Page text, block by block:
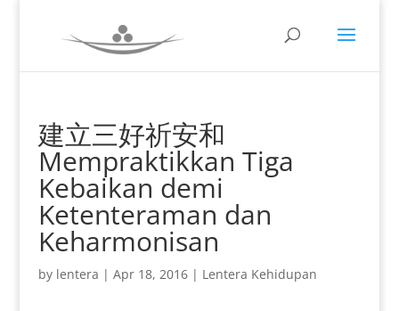
建立三好祈安和
Mempraktikkan Tiga
Kebaikan demi
Ketenteraman dan
Keharmonisan
by lentera | Apr 18, 2016| Lentera Kehidupan